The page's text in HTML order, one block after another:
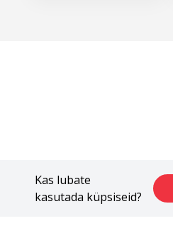
Kas lubate
kasutada küpsiseid?